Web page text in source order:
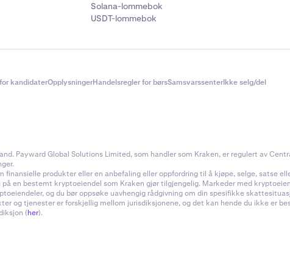
Solana-lommebok
USDT-lommebok
kandidaterOpplysningerHandelsregler for børsSamsvarssenterIkke selg/del
Payward Global Solutions Limited, som handler som Kraken, er regulert av
produkter eller en anbefaling eller oppfordring til å kjøpe, selge, satse
en bestemt kryptoeiendel som Kraken gjør tilgjengelig. Markeder med
og du bør oppsøke uavhengig rådgivning om din spesifikke
og tjenester er forskjellig mellom jurisdiksjonene, og det kan hende du ikke er
(her).